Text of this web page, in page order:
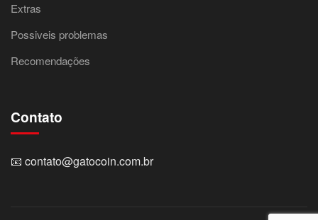
Extras
Possiveis problemas
Recomendações
Contato
📧 contato@gatocoin.com.br